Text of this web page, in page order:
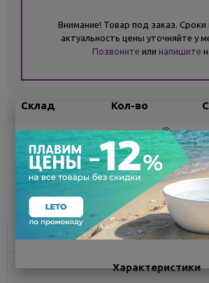
Внимание! Товар под заказ. Сроки
актуальность цены уточняйте у
Позвоните или напишите
Склад Кол-во
Белгород под заказ
Поделиться
Описание
Характеристики